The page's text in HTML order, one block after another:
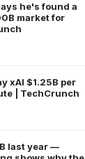
he's found a
market for
xAI $1.25B per
| TechCrunch
last year —